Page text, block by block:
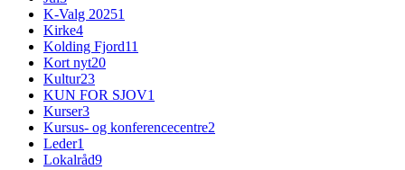
K-Valg 20251
Kirke4
Kolding Fjord11
Kort nyt20
Kultur23
KUN FOR SJOV1
Kurser3
Kursus- og konferencecentre2
Leder1
Lokalråd9